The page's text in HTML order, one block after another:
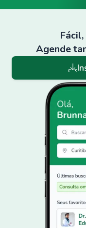
Agende